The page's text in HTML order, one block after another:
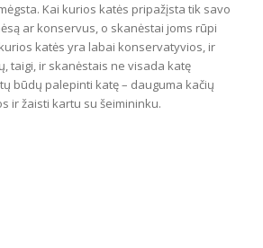
Kai kurios katės pripažįsta tik savo
ar konservus, o skanėstai joms rūpi
katės yra labai konservatyvios, ir
taigi, ir skanėstais ne visada katę
būdų palepinti katę – dauguma kačių
ir žaisti kartu su šeimininku.